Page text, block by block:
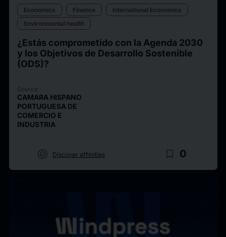
Economics Finance
International Economics
Environmental health
¿Estás comprometido con la Agenda 2030
y los Objetivos de Desarrollo Sostenible
(ODS)?
Source
CAMARA HISPANO
PORTUGUESA DE
COMERCIO E
INDUSTRIA
target Discover affinities bookmark_border 0